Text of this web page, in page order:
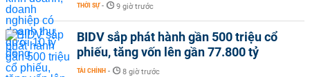
THỜI SỰ - 9 giờ trước
BIDV sắp phát hành gần 500 triệu cổ
phiếu, tăng vốn lên gần 77.800 tỷ
TÀI CHÍNH - 8 giờ trước